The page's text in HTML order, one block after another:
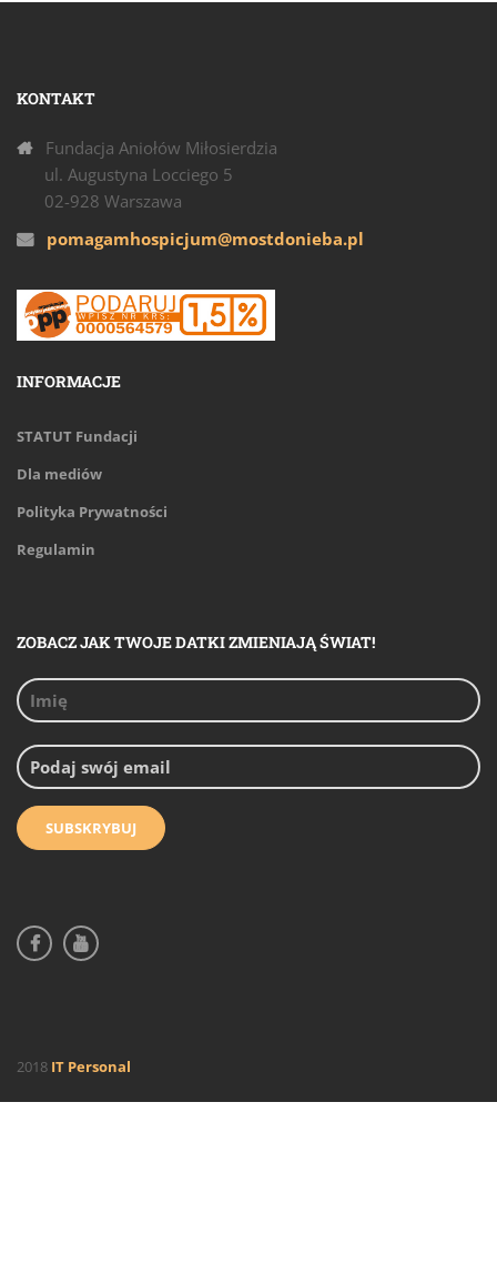
KONTAKT
Fundacja Aniołów Miłosierdzia
ul. Augustyna Locciego 5
02-928 Warszawa
pomagamhospicjum@mostdonieba.pl
INFORMACJE
STATUT Fundacji
Dla mediów
Polityka Prywatności
Regulamin
ZOBACZ JAK TWOJE DATKI ZMIENIAJĄ ŚWIAT!
2018 IT Personal